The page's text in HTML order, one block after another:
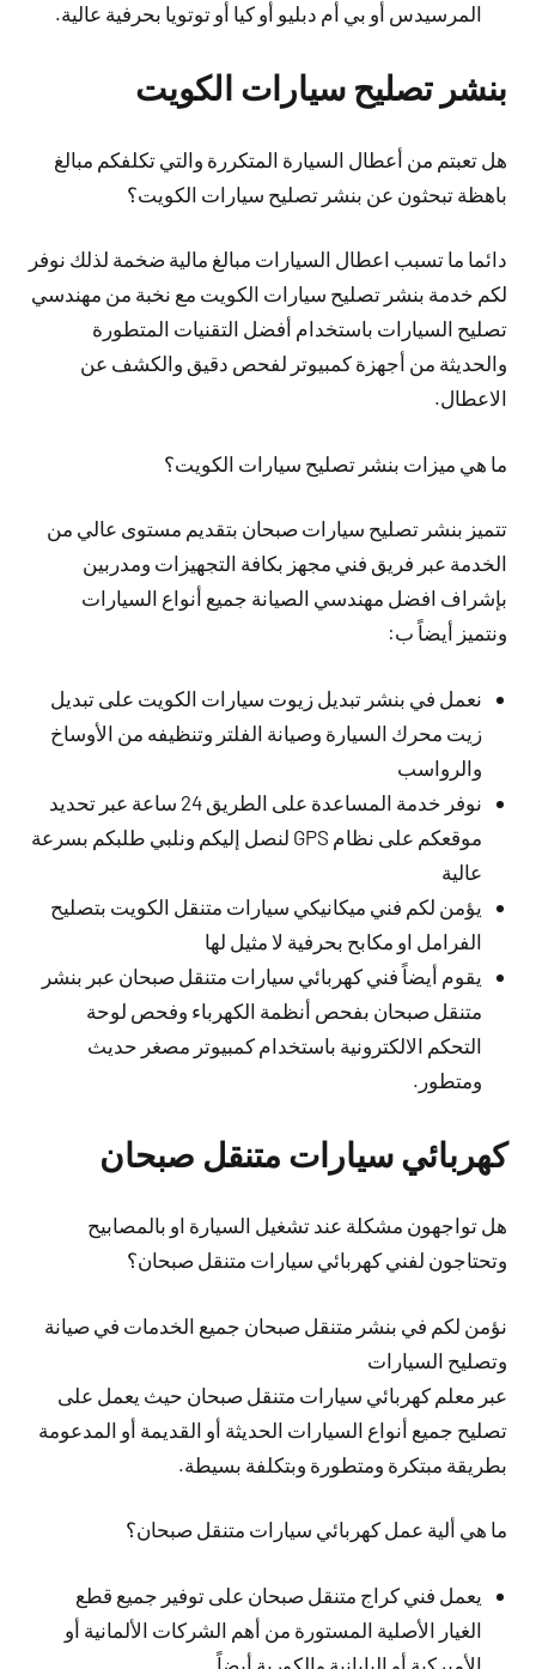
المرسيدس أو بي أم دبليو أو كيا أو توتويا بحرفية عالية.
بنشر تصليح سيارات الكويت
هل تعبتم من أعطال السيارة المتكررة والتي تكلفكم مبالغ
باهظة تبحثون عن بنشر تصليح سيارات الكويت؟
دائما ما تسبب اعطال السيارات مبالغ مالية ضخمة لذلك نوفر
لكم خدمة بنشر تصليح سيارات الكويت مع نخبة من مهندسي
تصليح السيارات باستخدام أفضل التقنيات المتطورة
والحديثة من أجهزة كمبيوتر لفحص دقيق والكشف عن
الاعطال.
ما هي ميزات بنشر تصليح سيارات الكويت؟
تتميز بنشر تصليح سيارات صبحان بتقديم مستوى عالي من
الخدمة عبر فريق فني مجهز بكافة التجهيزات ومدربين
بإشراف افضل مهندسي الصيانة جميع أنواع السيارات
ونتميز أيضاً ب:
نعمل في بنشر تبديل زيوت سيارات الكويت على تبديل
زيت محرك السيارة وصيانة الفلتر وتنظيفه من الأوساخ
والرواسب
نوفر خدمة المساعدة على الطريق 24 ساعة عبر تحديد
موقعكم على نظام GPS لنصل إليكم ونلبي طلبكم بسرعة
عالية
يؤمن لكم فني ميكانيكي سيارات متنقل الكويت بتصليح
الفرامل او مكابح بحرفية لا مثيل لها
يقوم أيضاً فني كهربائي سيارات متنقل صبحان عبر بنشر
متنقل صبحان بفحص أنظمة الكهرباء وفحص لوحة
التحكم الالكترونية باستخدام كمبيوتر مصغر حديث
ومتطور.
كهربائي سيارات متنقل صبحان
هل تواجهون مشكلة عند تشغيل السيارة او بالمصابيح
وتحتاجون لفني كهربائي سيارات متنقل صبحان؟
نؤمن لكم في بنشر متنقل صبحان جميع الخدمات في صيانة
وتصليح السيارات
عبر معلم كهربائي سيارات متنقل صبحان حيث يعمل على
تصليح جميع أنواع السيارات الحديثة أو القديمة أو المدعومة
بطريقة مبتكرة ومتطورة وبتكلفة بسيطة.
ما هي ألية عمل كهربائي سيارات متنقل صبحان؟
يعمل فني كراج متنقل صبحان على توفير جميع قطع
الغيار الأصلية المستورة من أهم الشركات الألمانية أو
الأميركية أو اليابانية والكورية أيضاً.